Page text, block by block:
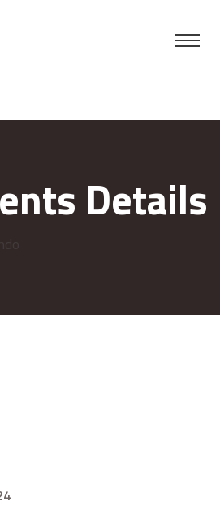
Details